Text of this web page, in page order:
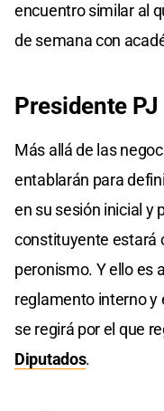
encuentro similar al
de semana con
Presidente PJ
Más allá de las
entablarán para
en su sesión inicial y
constituyente estará
peronismo. Y ello es
reglamento interno y
se regirá por el que
Diputados.